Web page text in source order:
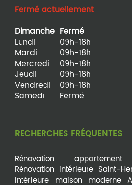
Fermé actuellement
Dimanche Fermé
Lundi
09h-18h
Mardi
09h-18h
Mercredi
09h-18h
Jeudi
09h-18h
Vendredi
09h-18h
Samedi
Fermé
RECHERCHES FRÉQUENTES
Rénovation appartement
Rénovation intérieure Saint-
intérieure maison moderne